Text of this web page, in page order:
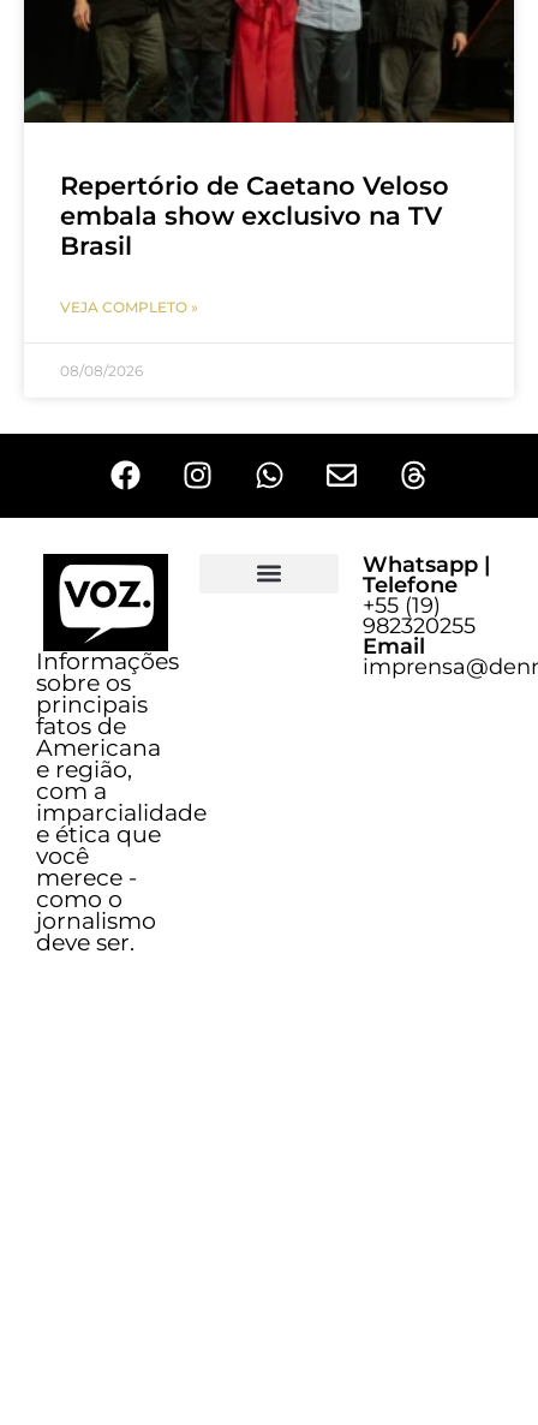
Repertório de Caetano Veloso
embala show exclusivo na TV
Brasil
VEJA COMPLETO »
08/08/2026
Informações
sobre os
principais
fatos de
Americana
e região,
com a
imparcialidade
e ética que
você
merece -
como o
jornalismo
deve ser.
Whatsapp |
Telefone
+55 (19)
982320255
Email